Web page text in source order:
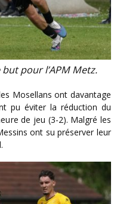
but pour l’APM Metz.
pu éviter la réduction du
de jeu (3-2). Malgré les
ont su préserver leur